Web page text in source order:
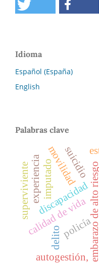
Idioma
Español (España)
English
Palabras clave
embarazo de alto riesgo
discapacidad
calidad de vida
movilidad
policía
delito
imputado
autogestión,
suicidio
supervivienteexperiencia